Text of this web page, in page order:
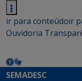
ir para conteúdoir
Ouvidoria
SEMADESC